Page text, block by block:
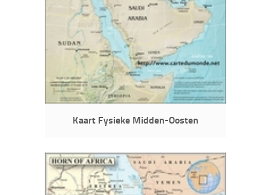
Kaart Fysieke Midden-Oosten